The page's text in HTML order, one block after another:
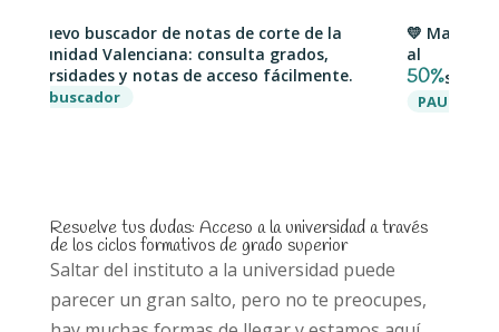
buscador de notas de corte de la
Valenciana: consulta grados,
y notas de acceso fácilmente.
💛 Matrícula
50% si te
PAU+25
Resuelve tus dudas: Acceso a la universidad a través
de los ciclos formativos de grado superior
Saltar del instituto a la universidad puede
parecer un gran salto, pero no te preocupes,